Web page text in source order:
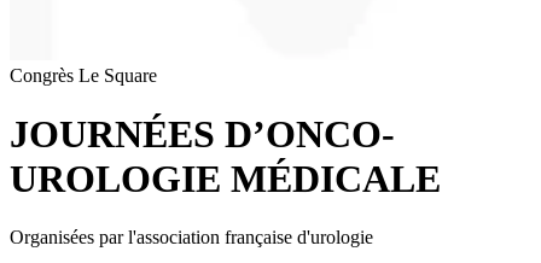
Congrès Le Square
JOURNÉES D’ONCO-
UROLOGIE MÉDICALE
Organisées par l'association française d'urologie